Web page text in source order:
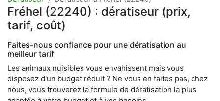
Fréhel (22240) : dératiseur (prix,
tarif, coût)
Faites-nous confiance pour une dératisation au
meilleur tarif
Les animaux nuisibles vous envahissent mais vous
disposez d'un budget réduit ? Ne vous en faites pas, chez
nous, vous trouverez la formule de dératisation la plus